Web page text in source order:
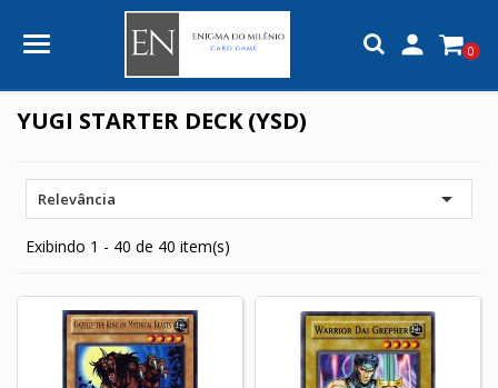
 0
YUGI STARTER DECK (YSD)
Relevância 
Exibindo 1 - 40 de 40 item(s)